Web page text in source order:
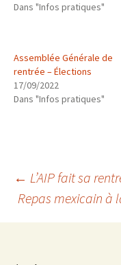
Dans "Infos pratiques"
Assemblée Générale de
rentrée – Élections
17/09/2022
Dans "Infos pratiques"
des
← L’AIP fait sa
Repas mexicain à